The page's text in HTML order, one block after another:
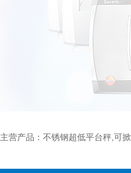
主营产品：不锈钢超低平台秤,可